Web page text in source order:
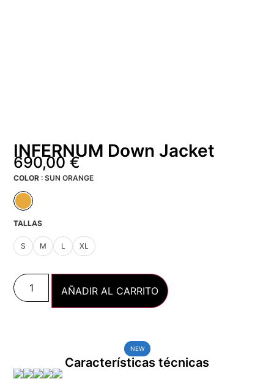
INFERNUM Down Jacket
690,00€
COLOR SUN ORANGE
TALLAS
S M L XL
AÑADIR AL CARRITO
NEW
Características técnicas